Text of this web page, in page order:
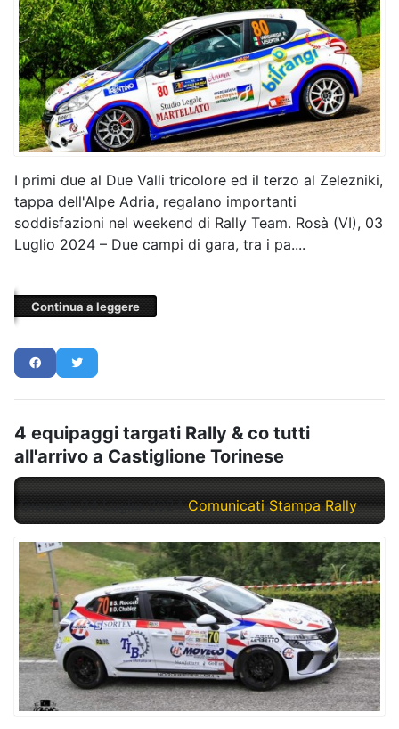
I primi due al Due Valli tricolore ed il terzo al Zelezniki,
tappa dell'Alpe Adria, regalano importanti
soddisfazioni nel weekend di Rally Team. Rosà (VI), 03
Luglio 2024 – Due campi di gara, tra i pa....
Continua a leggere
4 equipaggi targati Rally & co tutti
all'arrivo a Castiglione Torinese
Giovedì, 04 Luglio 2024 Comunicati Stampa Rally